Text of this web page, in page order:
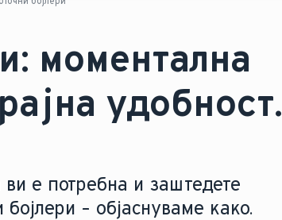
моментална
удобност.
е потребна и заштедете
– објаснуваме како.